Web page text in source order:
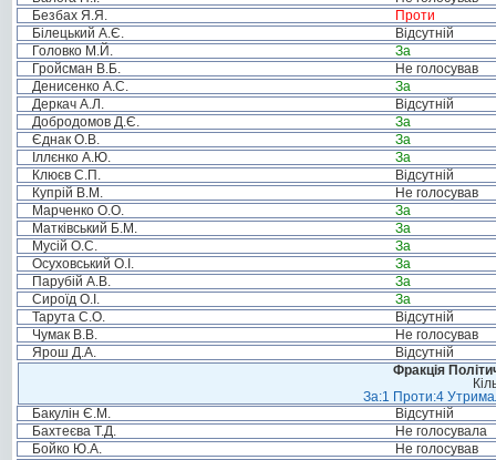
Безбах Я.Я.
Проти
Білецький А.Є.
Відсутній
Головко М.Й.
За
Гройсман В.Б.
Не голосував
Денисенко А.С.
За
Деркач А.Л.
Відсутній
Добродомов Д.Є.
За
Єднак О.В.
За
Іллєнко А.Ю.
За
Клюєв С.П.
Відсутній
Купрій В.М.
Не голосував
Марченко О.О.
За
Матківський Б.М.
За
Мусій О.С.
За
Осуховський О.І.
За
Парубій А.В.
За
Сироїд О.І.
За
Тарута С.О.
Відсутній
Чумак В.В.
Не голосував
Ярош Д.А.
Відсутній
Фракція
За:1 Проти:4
Бакулін Є.М.
Відсутній
Бахтеєва Т.Д.
Не голосувала
Бойко Ю.А.
Не голосував